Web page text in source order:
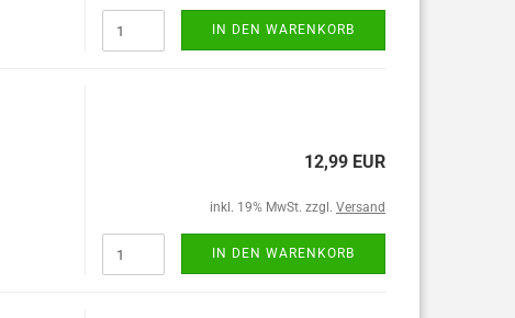
IN DEN WARENKORB
12,99 EUR
inkl. 19% MwSt. zzgl. Versand
IN DEN WARENKORB